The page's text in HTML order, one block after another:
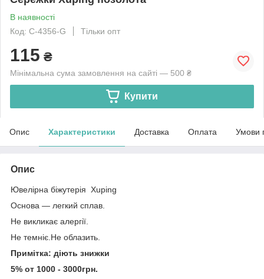
В наявності
Код: C-4356-G
Тільки опт
115 ₴
Мінімальна сума замовлення на сайті — 500 ₴
Купити
Опис Характеристики Доставка Оплата Умови
Опис
Ювелірна біжутерія Xuping
Основа — легкий сплав.
Не викликає алергії.
Не темніє.Не облазить.
Примітка: діють знижки
5% от 1000 - 3000грн.